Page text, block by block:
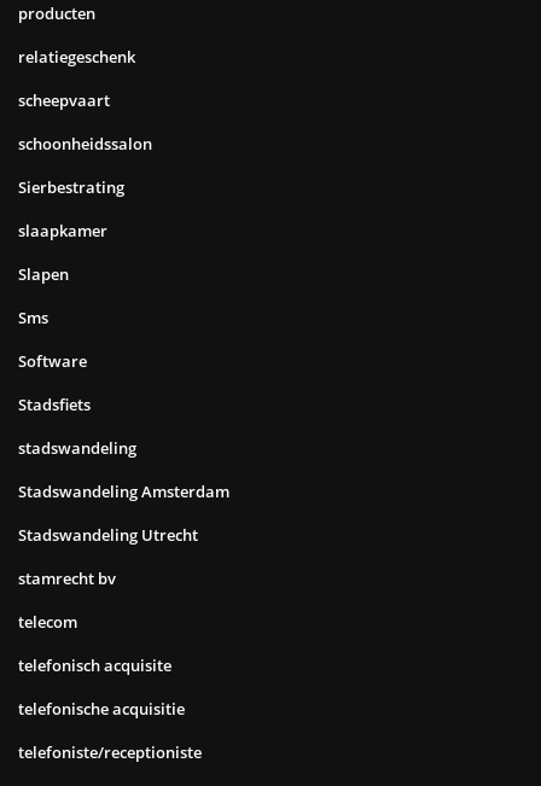
producten
relatiegeschenk
scheepvaart
schoonheidssalon
Sierbestrating
slaapkamer
Slapen
Sms
Software
Stadsfiets
stadswandeling
Stadswandeling Amsterdam
Stadswandeling Utrecht
stamrecht bv
telecom
telefonisch acquisite
telefonische acquisitie
telefoniste/receptioniste